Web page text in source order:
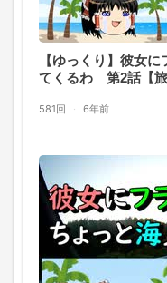
【ゆっくり】彼女
てくるわ 第2話【旅
581回 · 6年前